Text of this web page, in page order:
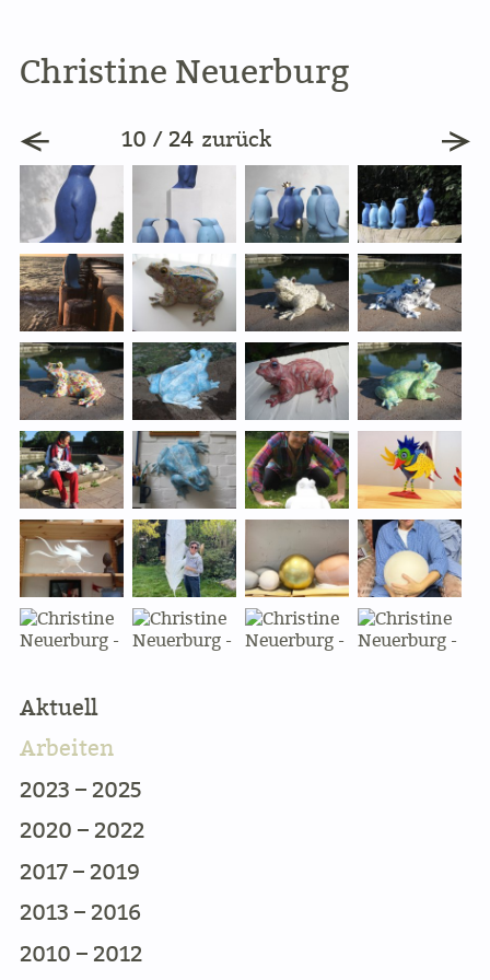
Christine Neuerburg
10 / 24 zurück
Aktuell
Arbeiten
2023 – 2025
2020 – 2022
2017 – 2019
2013 – 2016
2010 – 2012